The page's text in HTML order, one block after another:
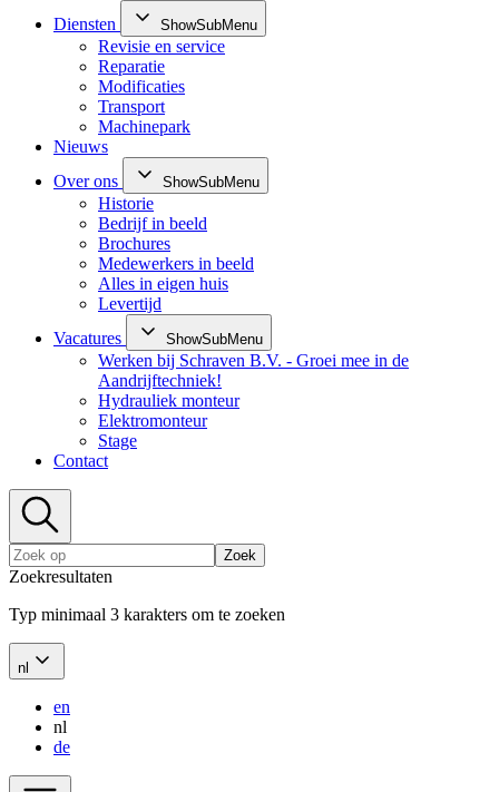
Diensten
ShowSubMenu
Revisie en service
Reparatie
Modificaties
Transport
Machinepark
Nieuws
Over ons
ShowSubMenu
Historie
Bedrijf in beeld
Brochures
Medewerkers in beeld
Alles in eigen huis
Levertijd
Vacatures
ShowSubMenu
Werken bij Schraven B.V. - Groei mee in de
Aandrijftechniek!
Hydrauliek monteur
Elektromonteur
Stage
Contact
Zoek
Zoekresultaten
Typ minimaal 3 karakters om te zoeken
nl
en
nl
de